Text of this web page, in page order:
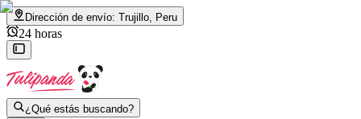
Dirección de envío: Trujillo, Peru
24 horas
¿Qué estás buscando?